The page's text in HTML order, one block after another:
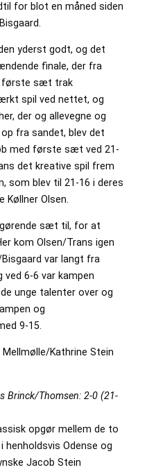
for blot en måned siden
yderst godt, og det
finale, der fra
første sæt trak
spil ved nettet, og
der og allevegne og
fra sandet, blev det
med første sæt ved 21-
det kreative spil frem
som blev til 21-16 i deres
Olsen.
sæt til, for at
kom Olsen/Trans igen
var langt fra
6-6 var kampen
unge talenter over og
og
9-15.
Kathrine Stein
Brinck/Thomsen: 2-0 (21-
opgør mellem de to
henholdsvis Odense og
Jacob Stein